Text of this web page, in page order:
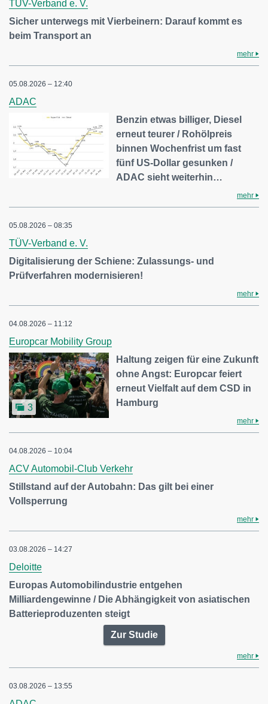
TÜV-Verband e. V.
Sicher unterwegs mit Vierbeinern: Darauf kommt es
beim Transport an
mehr
05.08.2026 – 12:40
ADAC
Benzin etwas billiger, Diesel
erneut teurer / Rohölpreis
binnen Wochenfrist um fast
fünf US-Dollar gesunken /
ADAC sieht weiterhin…
mehr
05.08.2026 – 08:35
TÜV-Verband e. V.
Digitalisierung der Schiene: Zulassungs- und
Prüfverfahren modernisieren!
mehr
04.08.2026 – 11:12
Europcar Mobility Group
3
Haltung zeigen für eine Zukunft
ohne Angst: Europcar feiert
erneut Vielfalt auf dem CSD in
Hamburg
mehr
04.08.2026 – 10:04
ACV Automobil-Club Verkehr
Stillstand auf der Autobahn: Das gilt bei einer
Vollsperrung
mehr
03.08.2026 – 14:27
Deloitte
Europas Automobilindustrie entgehen
Milliardengewinne / Die Abhängigkeit von asiatischen
Batterieproduzenten steigt
Zur Studie
mehr
03.08.2026 – 13:55